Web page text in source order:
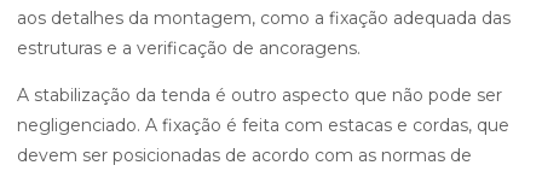
aos detalhes da montagem, como a fixação adequada das
estruturas e a verificação de ancoragens.
A stabilização da tenda é outro aspecto que não pode ser
negligenciado. A fixação é feita com estacas e cordas, que
devem ser posicionadas de acordo com as normas de